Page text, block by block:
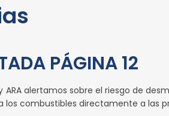
PÁGINA 12
ARA alertamos sobre el riesgo de
los combustibles directamente a las